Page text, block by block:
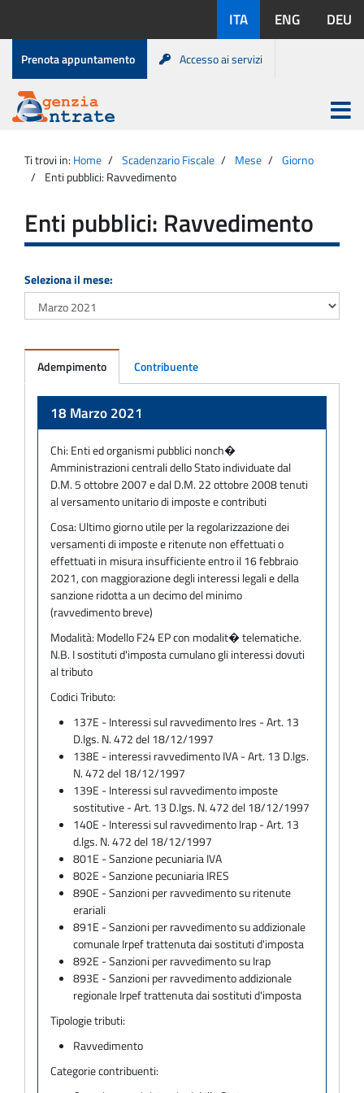
contenuto
disponibili:
ITA ENG DEU
Menu
di
servizio
Prenota appuntamento Accesso ai servizi
Agenzia
Entrate
Apri
menu
principale
Ti trovi in: Home Scadenzario Fiscale Mese
Giorno
Enti pubblici: Ravvedimento
Enti pubblici: Ravvedimento
Seleziona il mese:
Adempimento Contribuente
18 Marzo 2021
Chi: Enti ed organismi pubblici nonch�
Amministrazioni centrali dello Stato individuate dal
D.M. 5 ottobre 2007 e dal D.M. 22 ottobre 2008 tenuti
al versamento unitario di imposte e contributi
Cosa: Ultimo giorno utile per la regolarizzazione dei
versamenti di imposte e ritenute non effettuati o
effettuati in misura insufficiente entro il 16 febbraio
2021, con maggiorazione degli interessi legali e della
sanzione ridotta a un decimo del minimo
(ravvedimento breve)
Modalità: Modello F24 EP con modalit� telematiche.
N.B. I sostituti d'imposta cumulano gli interessi dovuti
al tributo
Codici Tributo:
137E - Interessi sul ravvedimento Ires - Art. 13
D.lgs. N. 472 del 18/12/1997
138E - interessi ravvedimento IVA - Art. 13 D.lgs.
N. 472 del 18/12/1997
139E - Interessi sul ravvedimento imposte
sostitutive - Art. 13 D.lgs. N. 472 del 18/12/1997
140E - Interessi sul ravvedimento Irap - Art. 13
d.lgs. N. 472 del 18/12/1997
801E - Sanzione pecuniaria IVA
802E - Sanzione pecuniaria IRES
890E - Sanzioni per ravvedimento su ritenute
erariali
891E - Sanzioni per ravvedimento su addizionale
comunale Irpef trattenuta dai sostituti d'imposta
892E - Sanzioni per ravvedimento su Irap
893E - Sanzioni per ravvedimento addizionale
regionale Irpef trattenuta dai sostituti d'imposta
Tipologie tributi:
Ravvedimento
Categorie contribuenti: